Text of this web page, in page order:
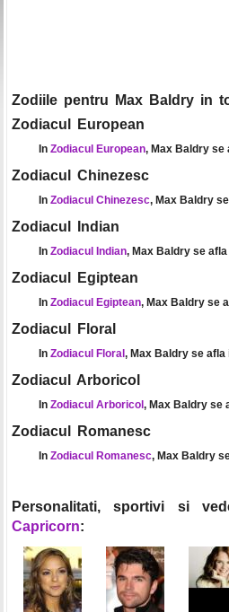
Zodiile pentru Max Baldry in
Zodiacul European
In Zodiacul European, Max Baldry se
Zodiacul Chinezesc
In Zodiacul Chinezesc, Max Baldry
Zodiacul Indian
In Zodiacul Indian, Max Baldry se afla
Zodiacul Egiptean
In Zodiacul Egiptean, Max Baldry se
Zodiacul Floral
In Zodiacul Floral, Max Baldry se afla
Zodiacul Arboricol
In Zodiacul Arboricol, Max Baldry se
Zodiacul Romanesc
In Zodiacul Romanesc, Max Baldry
Personalitati, sportivi si
Capricorn: